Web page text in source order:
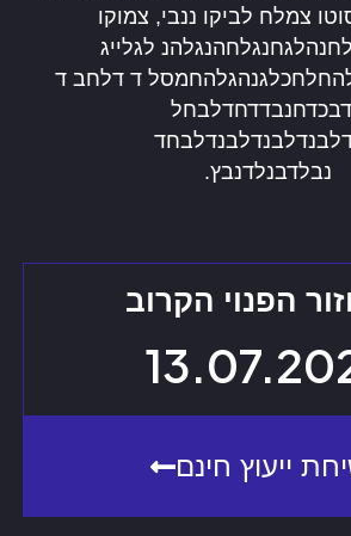
צמלח לביקו ננבי, צמוקו
לגלייג
ד דלחב ד
נבלדבנלדנבץ.
הפנוי הקרוב
ייעוץ חינם